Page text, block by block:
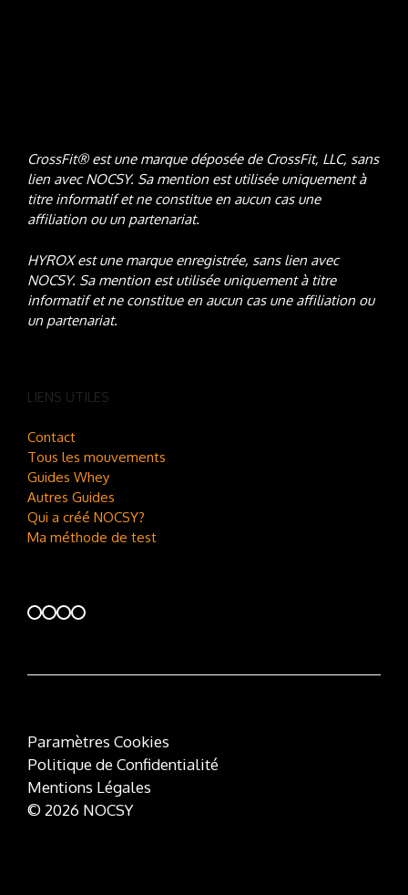
CrossFit® est une marque déposée de CrossFit, LLC, sans
lien avec NOCSY. Sa mention est utilisée uniquement à
titre informatif et ne constitue en aucun cas une
affiliation ou un partenariat.
HYROX est une marque enregistrée, sans lien avec
NOCSY. Sa mention est utilisée uniquement à titre
informatif et ne constitue en aucun cas une affiliation ou
un partenariat.
LIENS UTILES
Contact
Tous les mouvements
Guides Whey
Autres Guides
Qui a créé NOCSY?
Ma méthode de test
© 2026 NOCSY
Paramètres Cookies
Politique de Confidentialité
Mentions Légales